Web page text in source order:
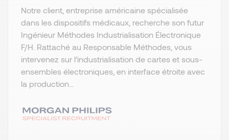
Notre client, entreprise américaine spécialisée
dans les dispositifs médicaux, recherche son futur
Ingénieur Méthodes Industrialisation Électronique
F/H. Rattaché au Responsable Méthodes, vous
intervenez sur l’industrialisation de cartes et sous-
ensembles électroniques, en interface étroite avec
la production...